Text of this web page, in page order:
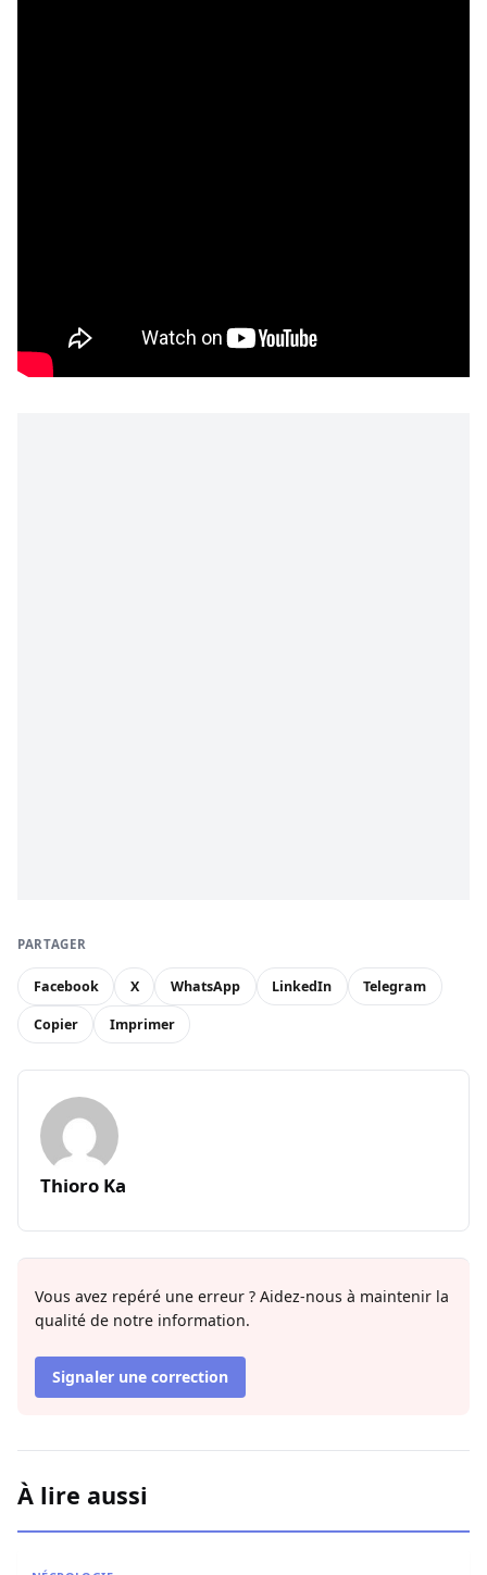
PARTAGER
Facebook X WhatsApp LinkedIn Telegram
Copier Imprimer
Thioro Ka
Vous avez repéré une erreur ? Aidez-nous à maintenir la
qualité de notre information.
Signaler une correction
À lire aussi